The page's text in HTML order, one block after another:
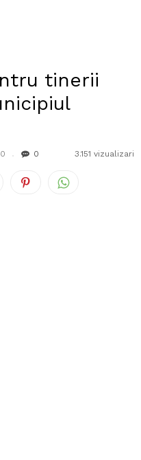
tinerii
0 3.151 vizualizari